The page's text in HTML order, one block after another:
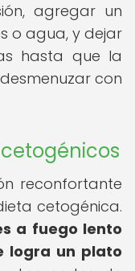
agregar un
o agua, y dejar
hasta que la
con
reconfortante
cetogénica.
a fuego lento
logra un plato